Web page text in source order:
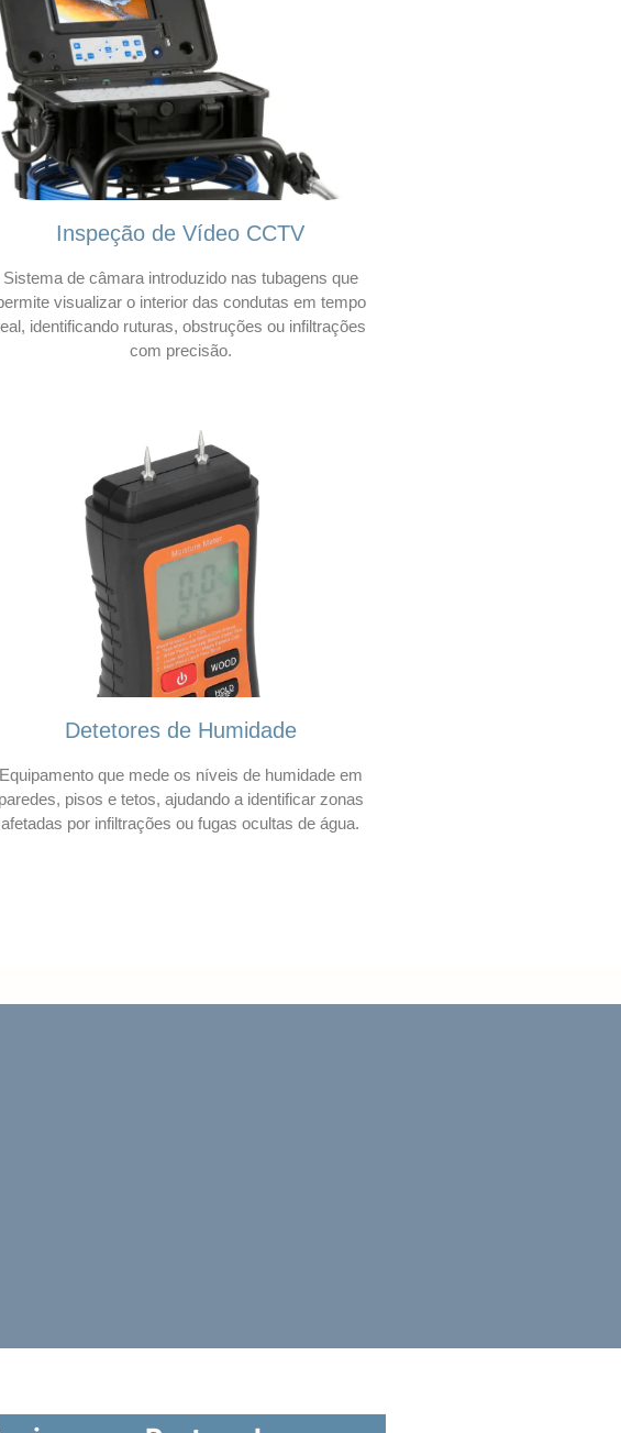
Inspeção de Vídeo CCTV
Sistema de câmara introduzido nas tubagens que
visualizar o interior das condutas em tempo
identificando ruturas, obstruções ou infiltrações
com precisão.
Detetores de Humidade
Equipamento que mede os níveis de humidade em
paredes, pisos e tetos, ajudando a identificar zonas
afetadas por infiltrações ou fugas ocultas de água.